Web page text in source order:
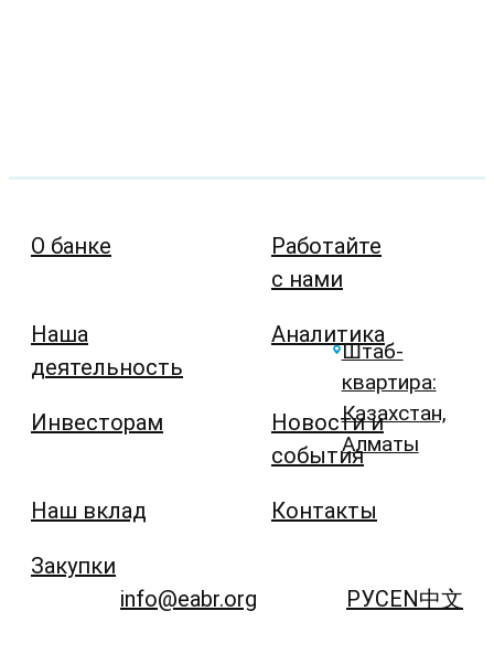
О банке
Наша
деятельность
Инвесторам
Наш вклад
Закупки
Работайте
с нами
Аналитика
Новости и
события
Контакты
Штаб-
квартира:
Казахстан,
Алматы
info@eabr.org РУСEN中文